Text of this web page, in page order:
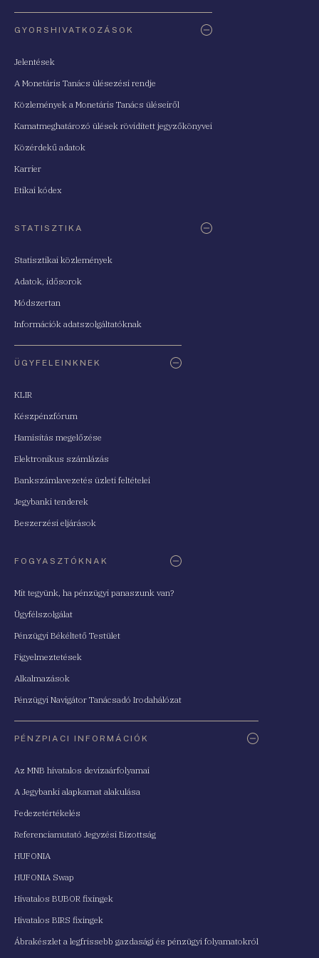
GYORSHIVATKOZÁSOK
Jelentések
A Monetáris Tanács ülésezési rendje
Közlemények a Monetáris Tanács üléseiről
Kamatmeghatározó ülések rövidített jegyzőkönyvei
Közérdekű adatok
Karrier
Etikai kódex
STATISZTIKA
Statisztikai közlemények
Adatok, idősorok
Módszertan
Információk adatszolgáltatóknak
ÜGYFELEINKNEK
KLIR
Készpénzfórum
Hamisítás megelőzése
Elektronikus számlázás
Bankszámlavezetés üzleti feltételei
Jegybanki tenderek
Beszerzési eljárások
FOGYASZTÓKNAK
Mit tegyünk, ha pénzügyi panaszunk van?
Ügyfélszolgálat
Pénzügyi Békéltető Testület
Figyelmeztetések
Alkalmazások
Pénzügyi Navigátor Tanácsadó Irodahálózat
PÉNZPIACI INFORMÁCIÓK
Az MNB hivatalos devizaárfolyamai
A Jegybanki alapkamat alakulása
Fedezetértékelés
Referenciamutató Jegyzési Bizottság
HUFONIA
HUFONIA Swap
Hivatalos BUBOR fixingek
Hivatalos BIRS fixingek
Ábrakészlet a legfrissebb gazdasági és pénzügyi folyamatokról